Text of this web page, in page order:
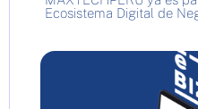
Ecosistema Digital de